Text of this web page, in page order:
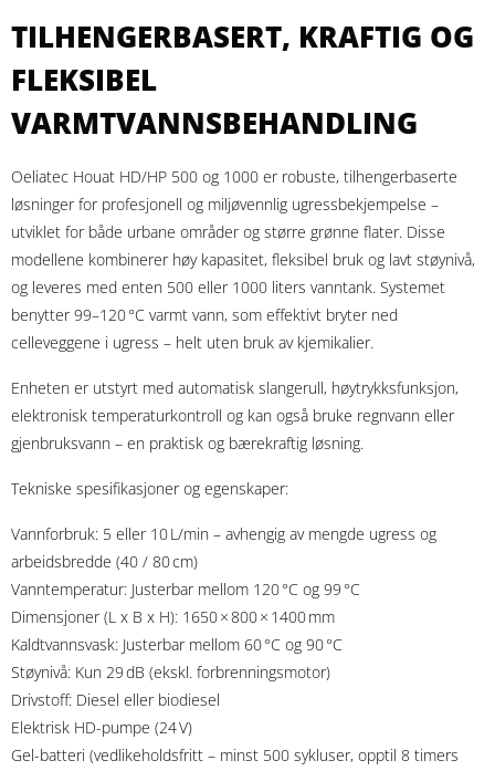
TILHENGERBASERT, KRAFTIG OG
FLEKSIBEL
VARMTVANNSBEHANDLING
Oeliatec Houat HD/HP 500 og 1000 er robuste, tilhengerbaserte
løsninger for profesjonell og miljøvennlig ugressbekjempelse –
utviklet for både urbane områder og større grønne flater. Disse
modellene kombinerer høy kapasitet, fleksibel bruk og lavt støynivå,
og leveres med enten 500 eller 1000 liters vanntank. Systemet
benytter 99–120 °C varmt vann, som effektivt bryter ned
celleveggene i ugress – helt uten bruk av kjemikalier.
Enheten er utstyrt med automatisk slangerull, høytrykksfunksjon,
elektronisk temperaturkontroll og kan også bruke regnvann eller
gjenbruksvann – en praktisk og bærekraftig løsning.
Tekniske spesifikasjoner og egenskaper:
Vannforbruk: 5 eller 10 L/min – avhengig av mengde ugress og
arbeidsbredde (40 / 80 cm)
Vanntemperatur: Justerbar mellom 120 °C og 99 °C
Dimensjoner (L x B x H): 1650 × 800 × 1400 mm
Kaldtvannsvask: Justerbar mellom 60 °C og 90 °C
Støynivå: Kun 29 dB (ekskl. forbrenningsmotor)
Drivstoff: Diesel eller biodiesel
Elektrisk HD-pumpe (24 V)
Gel-batteri (vedlikeholdsfritt – minst 500 sykluser, opptil 8 timers